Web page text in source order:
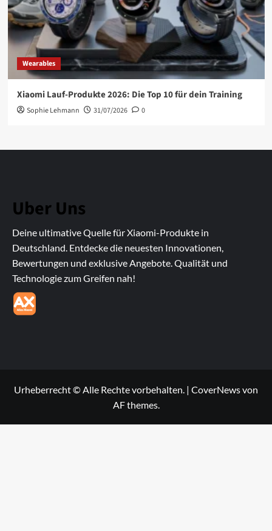
Wearables
Xiaomi Lauf-Produkte 2026: Die Top 10 für dein Training
Sophie Lehmann 31/07/2026 0
Uber Uns
Deine ultimative Quelle für Xiaomi-Produkte in
Deutschland. Entdecke die neuesten Innovationen,
Bewertungen und exklusive Angebote. Qualität und
Technologie zum Greifen nah!
Urheberrecht © Alle Rechte vorbehalten. | CoverNewsvon
AF themes.